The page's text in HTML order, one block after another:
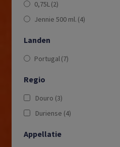
0,75L(2)
Jennie 500 ml. (4)
Landen
Portugal(7)
Regio
Douro (3)
Duriense (4)
Appellatie